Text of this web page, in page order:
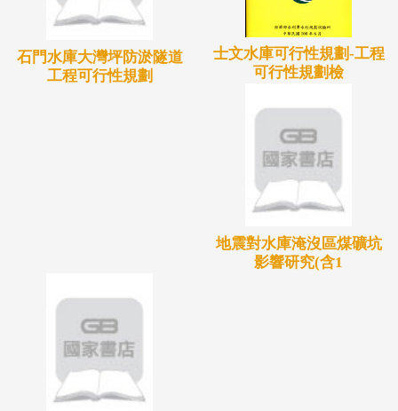
石門水庫大灣坪防淤隧道
工程可行性規劃
士文水庫可行性規劃-工程
可行性規劃檢
地震對水庫淹沒區煤礦坑
影響研究(含1